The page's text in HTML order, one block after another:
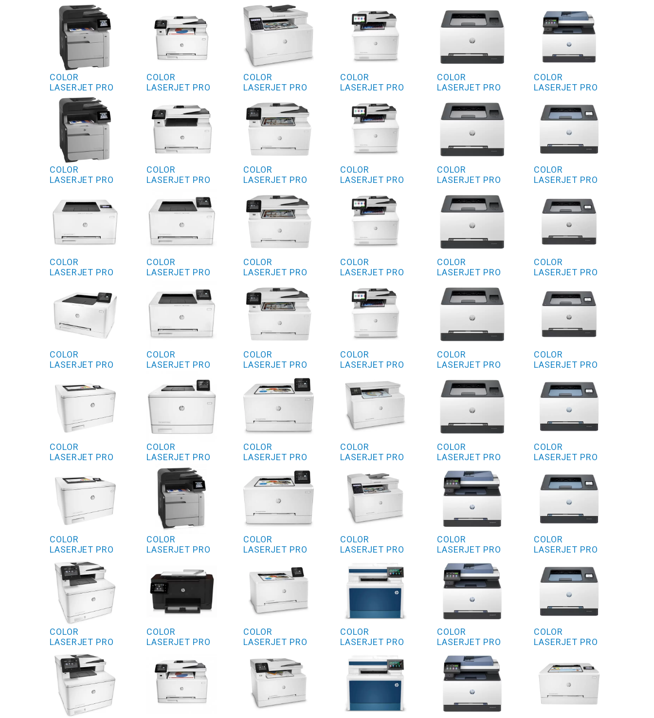
MFP M476NW
COLOR
LASERJET PRO
MFP M476DW
COLOR
LASERJET PRO
COLOR
LASERJET PRO
COLOR
LASERJET PRO
COLOR
LASERJET PRO
COLOR
LASERJET PRO
M452NW
COLOR
LASERJET PRO
MFP M377DW
COLOR
LASERJET PRO
COLOR
LASERJET PRO
COLOR
LASERJET PRO
COLOR
LASERJET PRO
COLOR
LASERJET PRO
M452DW
COLOR
LASERJET PRO
COLOR
LASERJET PRO
SERIES
MFP M180N
COLOR
LASERJET PRO
COLOR
LASERJET PRO
COLOR
LASERJET PRO
COLOR
LASERJET PRO
COLOR
LASERJET PRO
COLOR
LASERJET PRO
COLOR
LASERJET PRO
COLOR
LASERJET PRO
COLOR
LASERJET PRO
COLOR
LASERJET PRO
COLOR
LASERJET PRO
COLOR
LASERJET PRO
COLOR
LASERJET PRO
COLOR
LASERJET PRO
COLOR
LASERJET PRO
COLOR
LASERJET PRO
COLOR
LASERJET PRO
COLOR
LASERJET PRO
COLOR
LASERJET PRO
COLOR
LASERJET PRO
COLOR
LASERJET PRO
COLOR
LASERJET PRO
COLOR
LASERJET PRO
COLOR
LASERJET PRO
COLOR
LASERJET PRO
COLOR
LASERJET PRO
COLOR
LASERJET PRO
COLOR
LASERJET PRO